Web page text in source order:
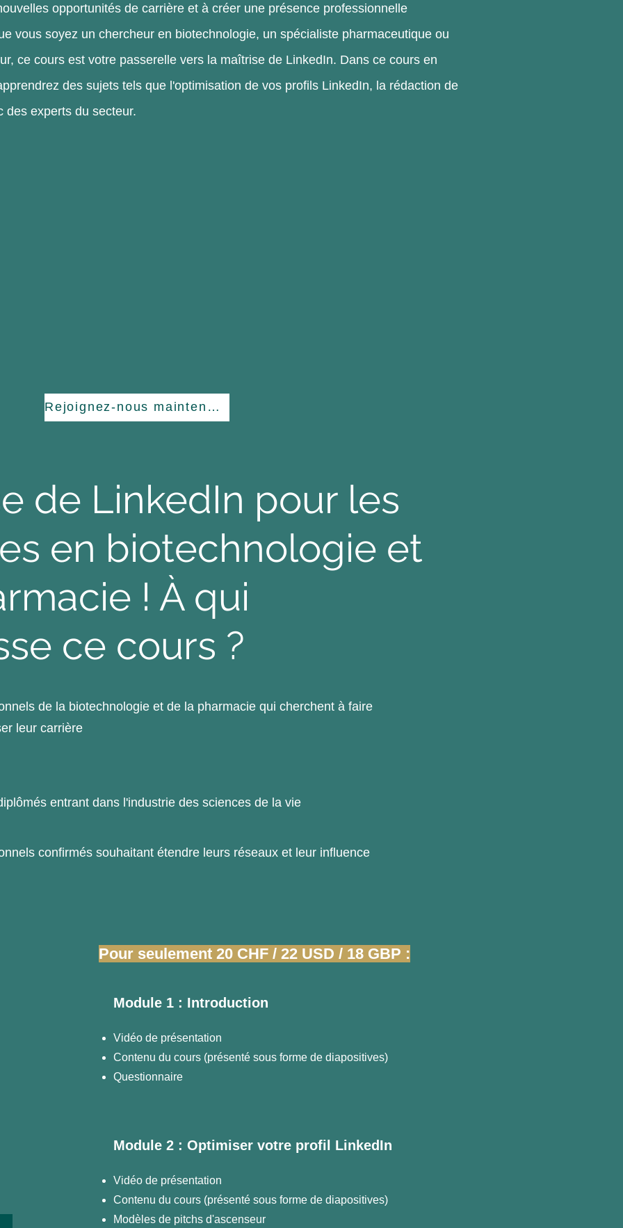
opportunités de carrière et à créer une présence professionnelle
vous soyez un chercheur en biotechnologie, un spécialiste pharmaceutique ou
ce cours est votre passerelle vers la maîtrise de LinkedIn. Dans ce cours en
des sujets tels que l'optimisation de vos profils LinkedIn, la rédaction de
des experts du secteur.
Rejoignez-nous maintenant
de LinkedIn pour les
en biotechnologie et
! À qui
ce cours ?
de la biotechnologie et de la pharmacie qui cherchent à faire
leur carrière
entrant dans l'industrie des sciences de la vie
confirmés souhaitant étendre leurs réseaux et leur influence
Pour seulement 20 CHF / 22 USD / 18 GBP :
Module 1 : Introduction
Vidéo de présentation
Contenu du cours (présenté sous forme de diapositives)
Questionnaire
Module 2 : Optimiser votre profil LinkedIn
Vidéo de présentation
Contenu du cours (présenté sous forme de diapositives)
Modèles de pitchs d'ascenseur